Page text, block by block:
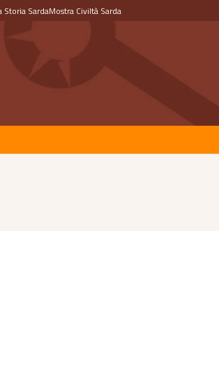
Storia SardaMostra Civiltà Sarda